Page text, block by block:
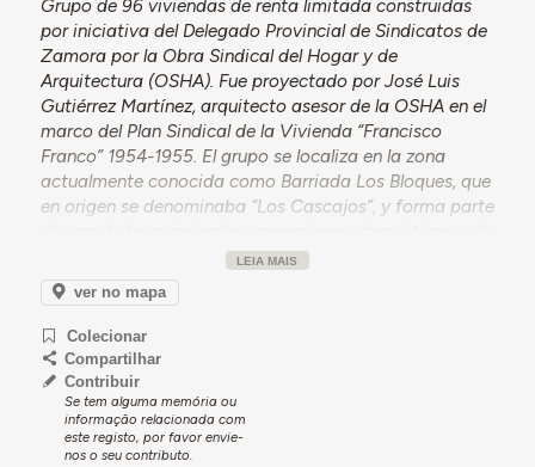
Grupo de 96 viviendas de renta limitada construidas
por iniciativa del Delegado Provincial de Sindicatos de
Zamora por la Obra Sindical del Hogar y de
Arquitectura (OSHA). Fue proyectado por José Luis
Gutiérrez Martínez, arquitecto asesor de la OSHA en el
marco del Plan Sindical de la Vivienda “Francisco
Franco” 1954-1955. El grupo se localiza en la zona
actualmente conocida como Barriada Los Bloques, que
en origen se denominaba “Los Cascajos”, y forma parte
construcción de vivienda social realizada por la OSHA
en Zamora, junto con los grupos de vivienda
Redondo,Ramiro Ledesma Ramos
Hernández,Raimundo Fernández Cuesta
Ruiz,José Antonio
LEIA MAIS
ver no mapa
Colecionar
Compartilhar
Contribuir
Se tem alguma memória ou
informação relacionada com
este registo, por favor envie-
nos o seu contributo.